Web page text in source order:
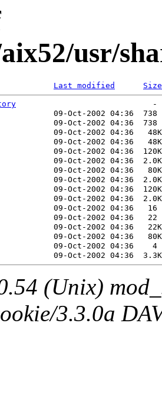
usr/
Last modified Size
(Unix)
3.3.0a